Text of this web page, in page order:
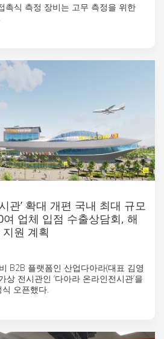
촉식 측정 장비는 고무 측정을 위한
관’ 확대 개편 국내 최대 규모
업체 입점 수출상담회, 해
원 계획
B2B 플랫폼인 산업다아라(대표 김영
상 전시관인 ‘다아라 온라인전시관’을
오픈했다.